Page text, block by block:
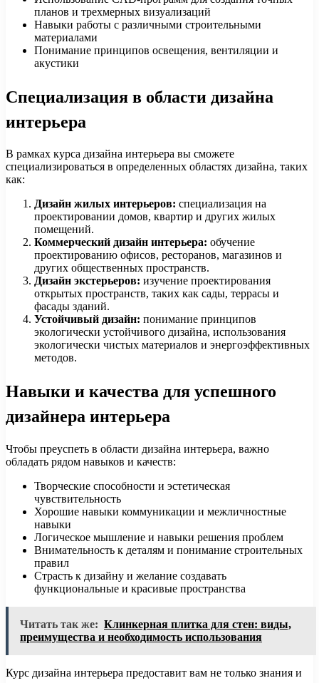
планов и трехмерных визуализаций
Навыки работы с различными строительными
материалами
Понимание принципов освещения, вентиляции и
акустики
Специализация в области дизайна
интерьера
В рамках курса дизайна интерьера вы сможете
специализироваться в определенных областях дизайна, таких
как:
Дизайн жилых интерьеров: специализация на
проектировании домов, квартир и других жилых
помещений.
Коммерческий дизайн интерьера: обучение
проектированию офисов, ресторанов, магазинов и
других общественных пространств.
Дизайн экстерьеров: изучение проектирования
открытых пространств, таких как сады, террасы и
фасады зданий.
Устойчивый дизайн: понимание принципов
экологически устойчивого дизайна, использования
экологически чистых материалов и энергоэффективных
методов.
Навыки и качества для успешного
дизайнера интерьера
Чтобы преуспеть в области дизайна интерьера, важно
обладать рядом навыков и качеств:
Творческие способности и эстетическая
чувствительность
Хорошие навыки коммуникации и межличностные
навыки
Логическое мышление и навыки решения проблем
Внимательность к деталям и понимание строительных
правил
Страсть к дизайну и желание создавать
функциональные и красивые пространства
Читать так же: Клинкерная плитка для стен: виды,
преимущества и необходимость использования
Курс дизайна интерьера предоставит вам не только знания и